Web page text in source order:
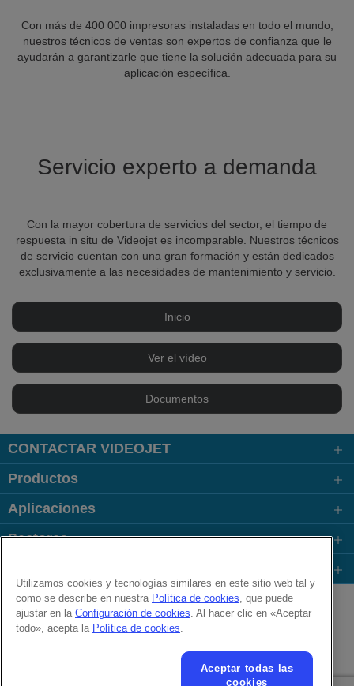
Con más de 400 000 impresoras instaladas en todo el mundo,
nuestros técnicos de ventas son expertos de confianza que le
ayudarán a garantizarle que tiene la solución adecuada para su
aplicación específica.
Servicio experto a demanda
Con la mayor cobertura de servicios del sector, el tiempo de
respuesta in situ de Videojet es incomparable. Nuestros técnicos
de servicio cuentan con una gran formación y están dedicados
exclusivamente a las necesidades de mantenimiento y servicio.
Inicio
Ver el vídeo
Documentos
CONTACTAR VIDEOJET
Productos
Aplicaciones
Sectores
Follow us on:
Política de cookies
Aviso legal Trabaja con nosotros
Utilizamos cookies y tecnologías similares en este sitio web tal y
como se describe en nuestra Política de cookies, que puede
ajustar en la Configuración de cookies. Al hacer clic en «Aceptar
todo», acepta la Política de cookies.
Aceptar todas las
cookies